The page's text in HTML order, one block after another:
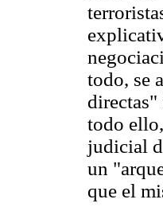
todo, se
directas"
todo
judicial
un
que el